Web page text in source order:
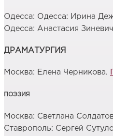
Одесса: Одесса: Ирина
Одесса: Анастасия
ДРАМАТУРГИЯ
Москва: Елена Черникова.
ПОЭЗИЯ
Москва: Светлана
Ставрополь: Сергей